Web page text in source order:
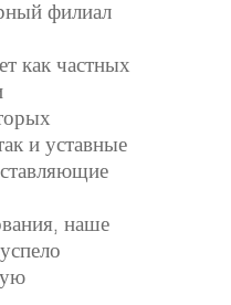
филиал
как частных
и уставные
наше